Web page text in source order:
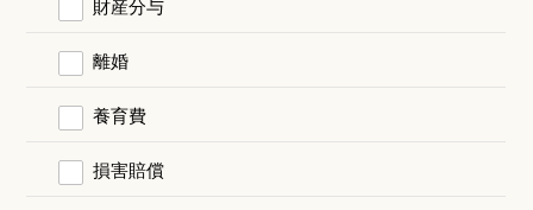
財産分与
離婚
養育費
損害賠償